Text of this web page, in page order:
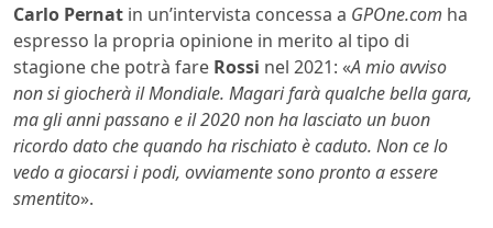
Carlo Pernat in un’intervista concessa a GPOne.com ha
espresso la propria opinione in merito al tipo di
stagione che potrà fare Rossi nel 2021: «A mio avviso
non si giocherà il Mondiale. Magari farà qualche bella gara,
ma gli anni passano e il 2020 non ha lasciato un buon
ricordo dato che quando ha rischiato è caduto. Non ce lo
vedo a giocarsi i podi, ovviamente sono pronto a essere
smentito».